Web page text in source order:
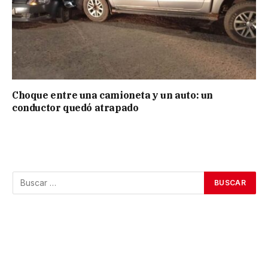
Choque entre una camioneta y un auto: un
conductor quedó atrapado